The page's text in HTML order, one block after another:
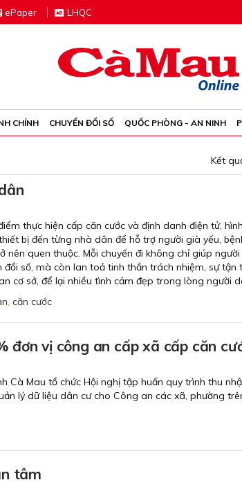
ePaper LHQC
CHÍNH CHUYỂN ĐỔI SỐ QUỐC PHÒNG - AN NINH
Kết
thực hiện cấp căn cước và định danh điện tử,
bị đến từng nhà dân để hỗ trợ người già yếu,
nên quen thuộc. Mỗi chuyến đi không chỉ giúp
đổi số, mà còn lan toả tinh thần trách nhiệm, sự tận
cơ sở, để lại nhiều tình cảm đẹp trong lòng người
, căn cước
đơn vị công an cấp xã cấp căn
Cà Mau tổ chức Hội nghị tập huấn quy trình thu
lý dữ liệu dân cư cho Công an các xã, phường
tâm